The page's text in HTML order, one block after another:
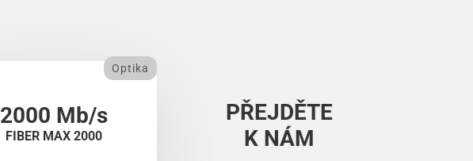
2000 Mb/s
FIBER MAX 2000
Optika
PŘEJDĚTE
K NÁM